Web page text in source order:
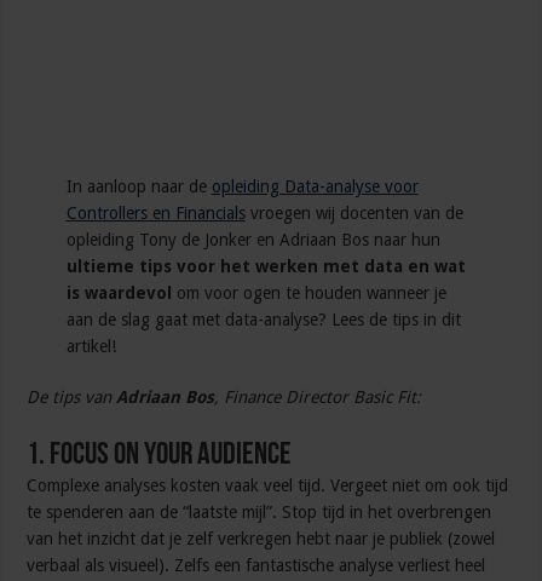
In aanloop naar de opleiding Data-analyse voor
Controllers en Financialsvroegen wij docenten van de
opleiding Tony de Jonker en Adriaan Bos naar hun
ultieme tips voor het werken met data en wat
is waardevol om voor ogen te houden wanneer je
aan de slag gaat met data-analyse? Lees de tips in dit
artikel!
De tips vanAdriaan Bos, Finance Director Basic Fit:
1. Focus on your audience
Complexe analyses kosten vaak veel tijd. Vergeet niet om ook tijd
te spenderen aan de “laatste mijl”. Stop tijd in het overbrengen
van het inzicht dat je zelf verkregen hebt naar je publiek (zowel
verbaal als visueel). Zelfs een fantastische analyse verliest heel